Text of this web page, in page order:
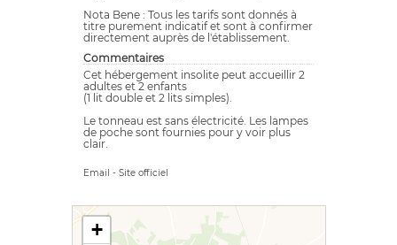
Nota Bene : Tous les tarifs sont donnés à
titre purement indicatif et sont à confirmer
directement auprès de l'établissement.
Commentaires
Cet hébergement insolite peut accueillir 2
adultes et 2 enfants
(1 lit double et 2 lits simples).
Le tonneau est sans électricité. Les lampes
de poche sont fournies pour y voir plus
clair.
Email - Site officiel
+